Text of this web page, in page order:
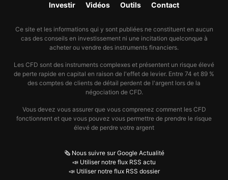
Investir Vidéos Outils Contact
Ce site et les informations qui y sont publiées ne constituent en aucun
cas des conseils en investissement ni une incitation quelconque à
acheter ou vendre des instruments financiers.
Les CFD sont des instruments complexes et présentent un risque élevé
de perte rapide en capital en raison de l'effet de levier. Entre 74 et 89 %
des comptes de clients de détail perdent de l'argent lors de la
négociation de CFD.
Vous devez vous assurer que vous comprenez comment les CFD
fonctionnent et que vous pouvez vous permettre de prendre le risque
élevé de perdre votre argent
🗞️ Nous suivre sur Google Actualité
📣 Utiliser notre flux RSS actu
📣 Utiliser notre flux RSS dossier